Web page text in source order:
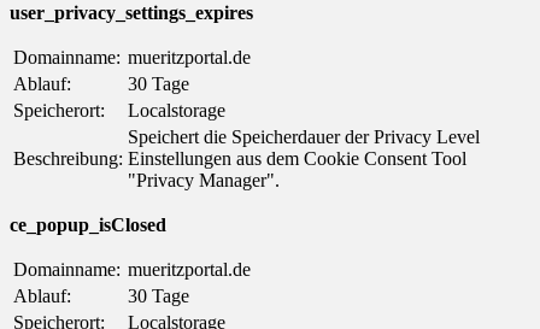
user_privacy_settings_expires
Domainname: mueritzportal.de
Ablauf:
30 Tage
Speicherort:
Localstorage
Beschreibung:
Speichert die Speicherdauer der Privacy Level
Einstellungen aus dem Cookie Consent Tool
"Privacy Manager".
ce_popup_isClosed
Domainname: mueritzportal.de
Ablauf:
30 Tage
Speicherort:
Localstorage